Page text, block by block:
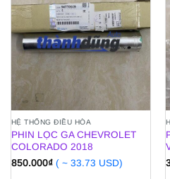
HỆ THỐNG ĐIỀU HÒA
PHIN LỌC GA CHEVROLET
COLORADO 2018
850.000₫ ( ~ 33.73 USD)